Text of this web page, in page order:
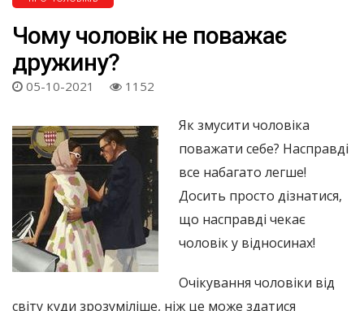
Чому чоловік не поважає
дружину?
05-10-2021 1152
Як змусити чоловіка
поважати себе? Насправді
все набагато легше!
Досить просто дізнатися,
що насправді чекає
чоловік у відносинах!
Очікування чоловіки від
світу куди зрозуміліше, ніж це може здатися